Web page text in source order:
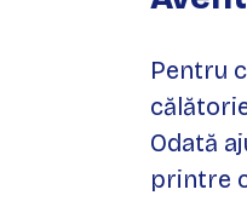
Pentru
Odată
printre